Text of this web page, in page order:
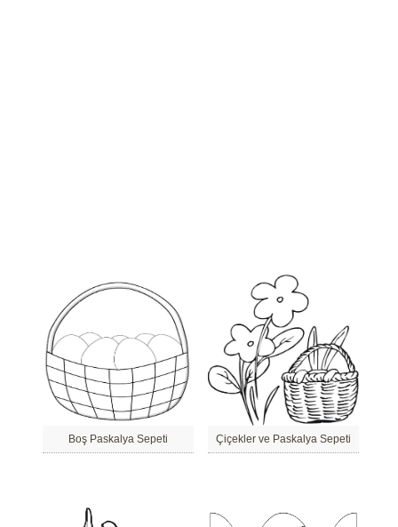
Boş Paskalya Sepeti Çiçekler ve Paskalya Sepeti